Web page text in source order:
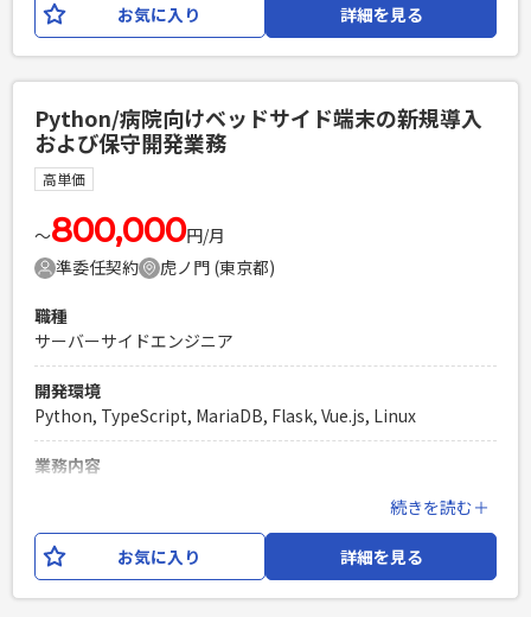
Run ・DB：BigQuery ・iPaaS：n8n, Google Workspace
Studio ・AI：Claude Code, Cursor, GitHub Copilot ・その
他：Google Workspace, Slack, GitHub, Jira, Confluence,
必須スキル
・エンジニア経験7年以上 ・フルスタック開発実務経験 3年以
(GAS) の実装経験 ・要件定義〜運用保守の一連の実務経験 ・
AI駆動開発の実務経験
Laravelを用いた開発経験1年以上
エンジニア複数人のチームでの開発経験
Cloud に構築します。 社内ツールを作成する際は Google ス
し、環境にはそこから接続していただく想定です。 ・メイン
言語: Python ・サーバー: サーバーレス Cloud Run(Google
Cloud) が多く、デプロイ環境は Docker で構築 ・DB: SQL
Server(Azure) or Cloud SQL PostgreSQL(Google Cloud) ・
DWH: BigQuery(Google Cloud) ・CI/CD: GitHub Actions ※
上記以外の技術を使用する場合もあります。技術調査もお願
いする場合があります。 【開発体制】 ・PM1名 ・リードエン
必須スキル
・Pythonでのコーディング経験（アプリケーション開発2年
以上） ・基本的なレベルのDB設計 ・GCP上の構築経験
PHPを用いたWebサービスの開発経験4年以上
Laravelを用いた開発経験1年以上
お気に入り 詳細を見る
Python/病院向けベッドサイド端末の新規導入
および保守開発業務
高単価
〜800,000円/月
準委任契約
虎ノ門 (東京都)
職種
サーバーサイドエンジニア
開発環境
Python, TypeScript, MariaDB, Flask, Vue.js, Linux
業務内容
更新に係る検証作業を担っていただきます。 ＜業務内容＞ ・
新規導入する施設に向けたWebアプリケーションの開発業務
・稼働中の施設にて発生する保守開発業務 ・OS更新に伴うア
続きを読む＋
お気に入り 詳細を見る